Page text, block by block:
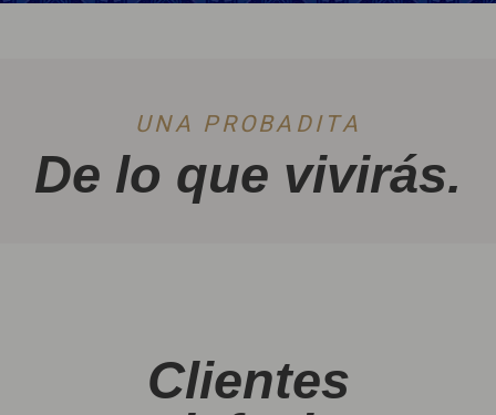
UNA PROBADITA
De lo que vivirás.
Clientes